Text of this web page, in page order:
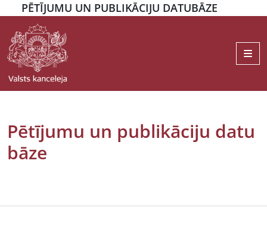
PĒTĪJUMU UN PUBLIKĀCIJU DATUBĀZE
Pētījumu un publikāciju datu
bāze